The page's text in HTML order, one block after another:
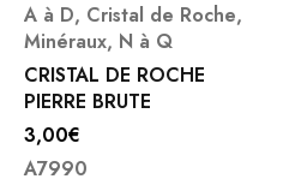
A à D, Cristal de Roche,
Minéraux, N à Q
CRISTAL DE ROCHE
PIERRE BRUTE
3,00€
A7990